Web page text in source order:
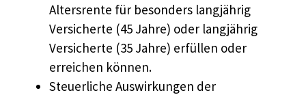
Altersrente für besonders langjährig
Versicherte (45 Jahre) oder langjährig
Versicherte (35 Jahre) erfüllen oder
erreichen können.
Steuerliche Auswirkungen der